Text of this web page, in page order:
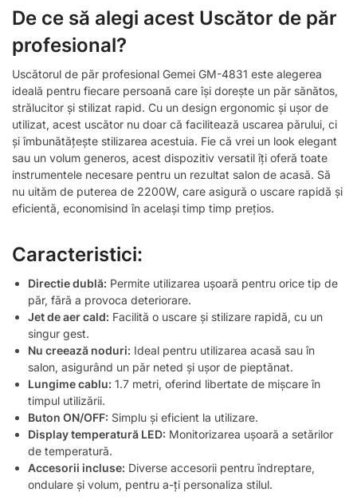
De ce să alegi acest Uscător de păr
profesional?
Uscătorul de păr profesional Gemei GM-4831 este alegerea
ideală pentru fiecare persoană care își dorește un păr sănătos,
strălucitor și stilizat rapid. Cu un design ergonomic și ușor de
utilizat, acest uscător nu doar că facilitează uscarea părului, ci
și îmbunătățește stilizarea acestuia. Fie că vrei un look elegant
sau un volum generos, acest dispozitiv versatil îți oferă toate
instrumentele necesare pentru un rezultat salon de acasă. Să
nu uităm de puterea de 2200W, care asigură o uscare rapidă și
eficientă, economisind în același timp timp prețios.
Caracteristici:
Directie dublă: Permite utilizarea ușoară pentru orice tip de
păr, fără a provoca deteriorare.
Jet de aer cald: Facilită o uscare și stilizare rapidă, cu un
singur gest.
Nu creează noduri: Ideal pentru utilizarea acasă sau în
salon, asigurând un păr neted și ușor de pieptănat.
Lungime cablu: 1.7 metri, oferind libertate de mișcare în
timpul utilizării.
Buton ON/OFF: Simplu și eficient la utilizare.
Display temperatură LED: Monitorizarea ușoară a setărilor
de temperatură.
Accesorii incluse: Diverse accesorii pentru îndreptare,
ondulare și volum, pentru a-ți personaliza stilul.